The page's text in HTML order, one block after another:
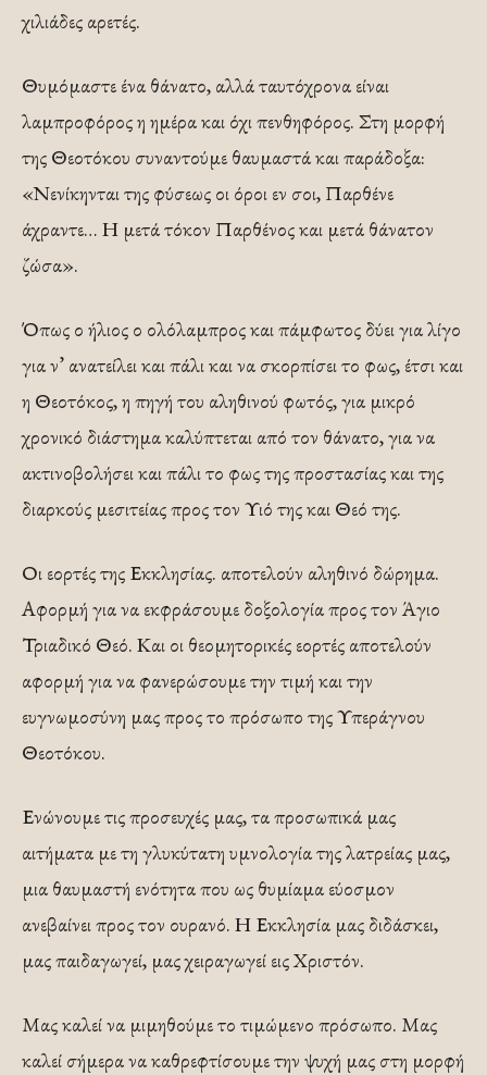
χιλιάδες αρετές.
Θυμόμαστε ένα θάνατο, αλλά ταυτόχρονα είναι
λαμπροφόρος η ημέρα και όχι πενθηφόρος. Στη μορφή
της Θεοτόκου συναντούμε θαυμαστά και παράδοξα:
«Νενίκηνται της φύσεως οι όροι εν σοι, Παρθένε
άχραντε… Η μετά τόκον Παρθένος και μετά θάνατον
ζώσα».
Όπως ο ήλιος ο ολόλαμπρος και πάμφωτος δύει για λίγο
για ν’ ανατείλει και πάλι και να σκορπίσει το φως, έτσι και
η Θεοτόκος, η πηγή του αληθινού φωτός, για μικρό
χρονικό διάστημα καλύπτεται από τον θάνατο, για να
ακτινοβολήσει και πάλι το φως της προστασίας και της
διαρκούς μεσιτείας προς τον Υιό της και Θεό της.
Οι εορτές της Εκκλησίας. αποτελούν αληθινό δώρημα.
Αφορμή για να εκφράσουμε δοξολογία προς τον Άγιο
Τριαδικό Θεό. Και οι θεομητορικές εορτές αποτελούν
αφορμή για να φανερώσουμε την τιμή και την
ευγνωμοσύνη μας προς το πρόσωπο της Υπεράγνου
Θεοτόκου.
Ενώνουμε τις προσευχές μας, τα προσωπικά μας
αιτήματα με τη γλυκύτατη υμνολογία της λατρείας μας,
μια θαυμαστή ενότητα που ως θυμίαμα εύοσμον
ανεβαίνει προς τον ουρανό. Η Εκκλησία μας διδάσκει,
μας παιδαγωγεί, μας χειραγωγεί εις Χριστόν.
Μας καλεί να μιμηθούμε το τιμώμενο πρόσωπο. Μας
καλεί σήμερα να καθρεφτίσουμε την ψυχή μας στη μορφή